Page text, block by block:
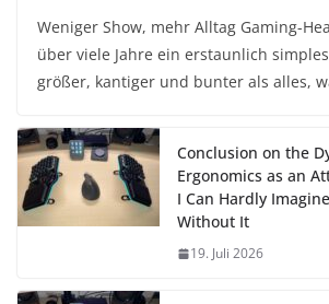
Weniger Show, mehr Alltag Gaming-
über viele Jahre ein erstaunlich
größer, kantiger und bunter als alles,
Conclusion on the
Ergonomics as an
I Can Hardly
Without It
19. Juli 2026